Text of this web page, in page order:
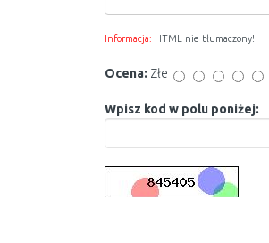
Informacja: HTML nie tłumaczony!
Ocena: Złe
Wpisz kod w polu poniżej: